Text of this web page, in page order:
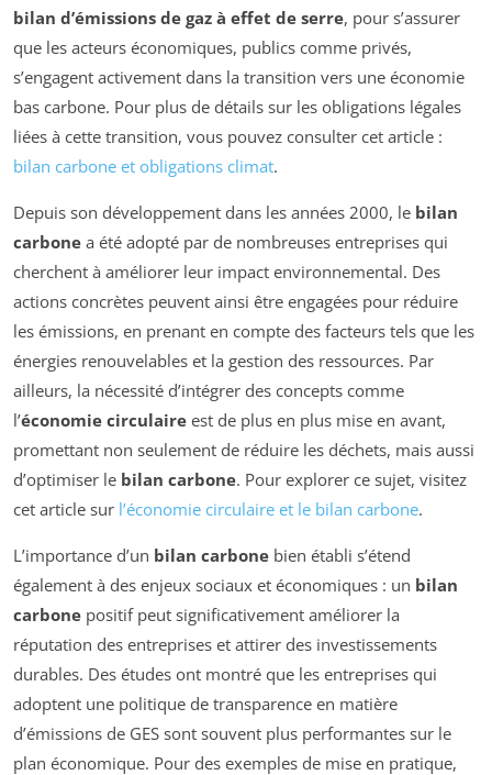
bilan d’émissions de gaz à effet de serre, pour s’assurer
que les acteurs économiques, publics comme privés,
s’engagent activement dans la transition vers une économie
bas carbone. Pour plus de détails sur les obligations légales
liées à cette transition, vous pouvez consulter cet article :
bilan carbone et obligations climat.
Depuis son développement dans les années 2000, le bilan
carbone a été adopté par de nombreuses entreprises qui
cherchent à améliorer leur impact environnemental. Des
actions concrètes peuvent ainsi être engagées pour réduire
les émissions, en prenant en compte des facteurs tels que les
énergies renouvelables et la gestion des ressources. Par
ailleurs, la nécessité d’intégrer des concepts comme
l’économie circulaire est de plus en plus mise en avant,
promettant non seulement de réduire les déchets, mais aussi
d’optimiser le bilan carbone. Pour explorer ce sujet, visitez
cet article sur l’économie circulaire et le bilan carbone.
L’importance d’un bilan carbone bien établi s’étend
également à des enjeux sociaux et économiques : un bilan
carbone positif peut significativement améliorer la
réputation des entreprises et attirer des investissements
durables. Des études ont montré que les entreprises qui
adoptent une politique de transparence en matière
d’émissions de GES sont souvent plus performantes sur le
plan économique. Pour des exemples de mise en pratique,